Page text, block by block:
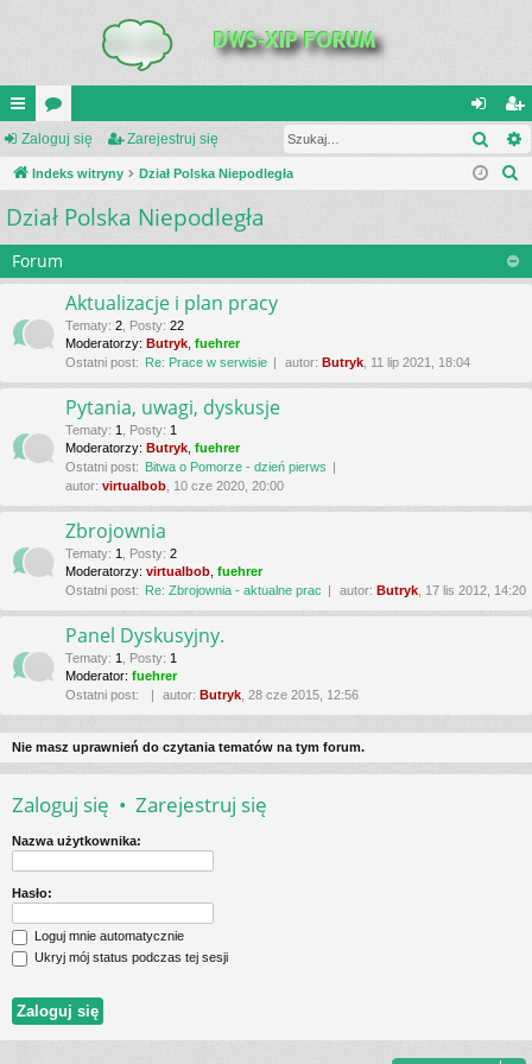
UI
C
K
_L
IN
or
a
al
og
si
ę
ar
ej
tru
j
Zaloguj się Zarejestruj się
Indeks witryny Dział Polska Niepodległa
a
Dział Polska Niepodległa
Forum
Aktualizacje i plan pracy
Tematy: 2 Posty: 22
Moderatorzy: Butryk fuehrer
Ostatni post: Re: Prace w serwisie autor: Butryk , 11 lip 2021, 18:04
Pytania, uwagi, dyskusje
Tematy: 1 Posty: 1
Moderatorzy: Butryk fuehrer
Ostatni post: Bitwa o Pomorze - dzień pierws
autor: virtualbob , 10 cze 2020, 20:00
Zbrojownia
Tematy: 1 Posty: 2
Moderatorzy: virtualbob fuehrer
Ostatni post: Re: Zbrojownia - aktualne prac autor: Butryk , 17 lis 2012, 14:20
Panel Dyskusyjny.
Tematy: 1 Posty: 1
Moderator: fuehrer
Ostatni post:
autor: Butryk , 28 cze 2015, 12:56
Nie masz uprawnień do czytania tematów na tym forum.
Zaloguj się • Zarejestruj się
Nazwa użytkownika:
Hasło:
Loguj mnie automatycznie
Ukryj mój status podczas tej sesji